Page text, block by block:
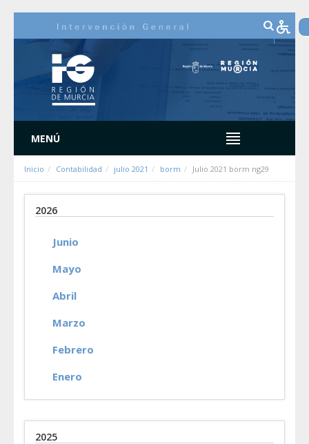
MENÚ
Inicio Contabilidad julio 2021 borm Julio 2021 borm ng29
2026
Junio
Mayo
Abril
Marzo
Febrero
Enero
2025